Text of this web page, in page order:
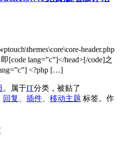
header.php
[code lang=”c”]</head>[/code]之
<?php […]
。属于IT分类，被贴了
回复 插件 移动主题 标签。 作